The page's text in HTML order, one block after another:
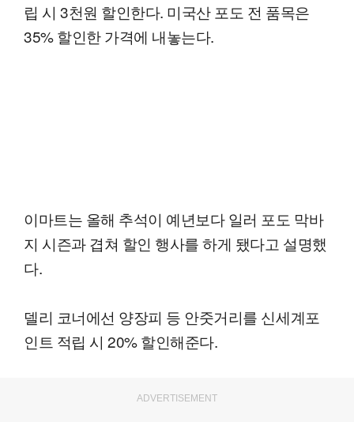
립 시 3천원 할인한다. 미국산 포도 전 품목은
35% 할인한 가격에 내놓는다.
이마트는 올해 추석이 예년보다 일러 포도 막바
지 시즌과 겹쳐 할인 행사를 하게 됐다고 설명했
다.
델리 코너에선 양장피 등 안줏거리를 신세계포
인트 적립 시 20% 할인해준다.
ADVERTISEMENT